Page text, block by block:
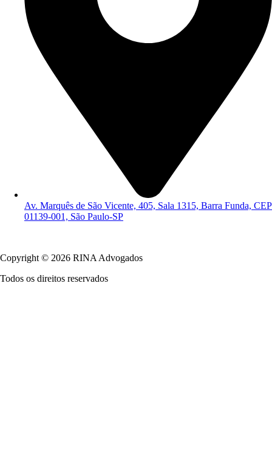
Av. Marquês de São Vicente, 405, Sala 1315, Barra Funda, CEP
01139-001, São Paulo-SP
Copyright © 2026 RINA Advogados
Todos os direitos reservados